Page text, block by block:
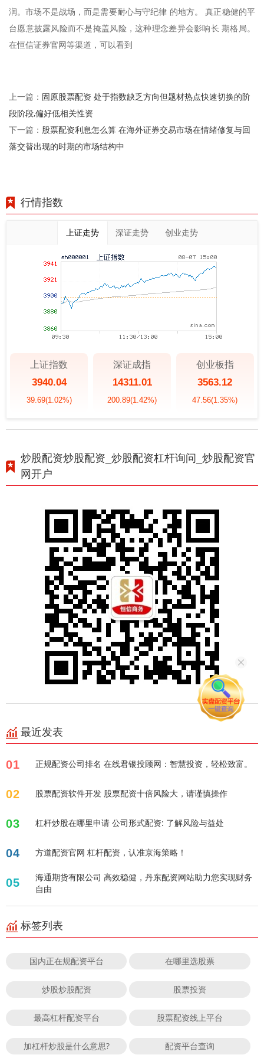
润。市场不是战场，而是需要耐心与守纪律 的地方。 真正稳健的平
台愿意披露风险而不是掩盖风险，这种理念差异会影响长 期格局。
在恒信证券官网等渠道，可以看到
上一篇： 固原股票配资 处于指数缺乏方向但题材热点快速切换的阶
段阶段,偏好低相关性资
下一篇： 股票配资利息怎么算 在海外证券交易市场在情绪修复与回
落交替出现的时期的市场结构中
行情指数
上证走势 深证走势 创业走势
上证指数
3940.04
39.69(1.02%)
深证成指
14311.01
200.89(1.42%)
创业板指
3563.12
47.56(1.35%)
炒股配资炒股配资_炒股配资杠杆询问_炒股配资官
网开户
最近发表
01 正规配资公司排名 在线君银投顾网：智慧投资，轻松致富。
02 股票配资软件开发 股票配资十倍风险大，请谨慎操作
03 杠杆炒股在哪里申请 公司形式配资: 了解风险与益处
04 方道配资官网 杠杆配资，认准京海策略！
05
海通期货有限公司 高效稳健，丹东配资网站助力您实现财务
自由
标签列表
国内正在规配资平台 在哪里选股票
炒股炒股配资 股票投资
最高杠杆配资平台 股票配资线上平台
加杠杆炒股是什么意思? 配资平台查询